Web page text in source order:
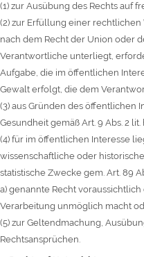
(1) zur Ausübung des Rechts auf
(2) zur Erfüllung einer
nach dem Recht der Union oder
Verantwortliche unterliegt,
Aufgabe, die im öffentlichen
Gewalt erfolgt, die dem
(3) aus Gründen des öffentlichen
Gesundheit gemäß Art. 9 Abs. 2 lit.
(4) für im öffentlichen Interesse
wissenschaftliche oder
statistische Zwecke gem. Art. 89
a) genannte Recht
Verarbeitung unmöglich macht
(5) zur Geltendmachung,
Rechtsansprüchen.